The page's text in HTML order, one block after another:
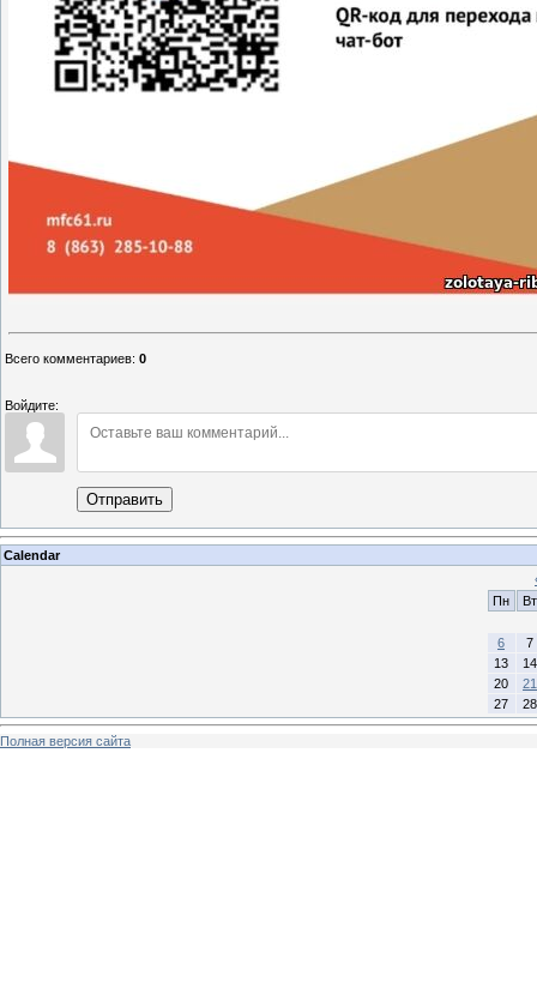
Всего комментариев: 0
Войдите:
Отправить
Calendar
Пн
Вт
6
7
13
14
20
21
27
28
Полная версия сайта